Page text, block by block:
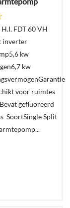
aanvragen?
winkelmand
FDT 60 VH
inverter
kw
kw
voor ruimtes
gefluoreerd
SoortSingle Split